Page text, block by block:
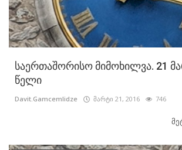
საერთაშორისო მიმოხილვა. 21
წელი
Davit.Gamcemlidze მარტი 21, 2016 746